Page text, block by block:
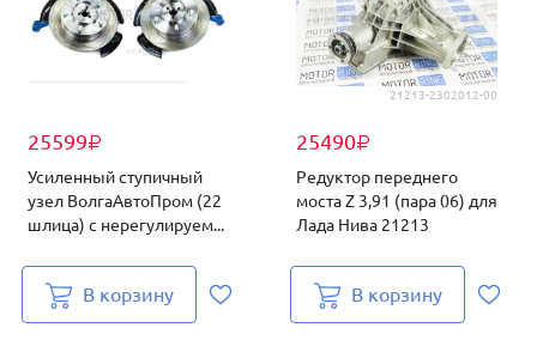
25599₽
Усиленный ступичный
узел ВолгаАвтоПром (22
шлица) с нерегулируем...
В корзину
21213-2302012-00
25490₽
Редуктор переднего
моста Z 3,91 (пара 06) для
Лада Нива 21213
В корзину